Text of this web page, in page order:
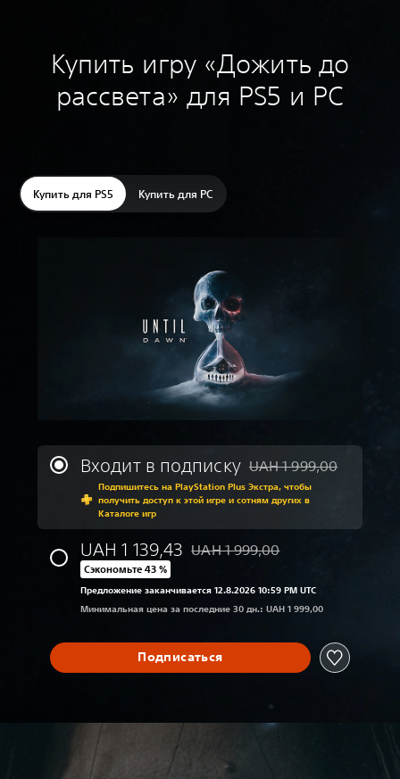
Купить игру «Дожить до
рассвета» для PS5 и PC
Купить для PS5 Купить для PC
Входит в подписку Скидка с исходной
UAH 1 999,00
Подпишитесь на PlayStation Plus Экстра, чтобы
получить доступ к этой игре и сотням других в
Каталоге игр
UAH 1 139,43 Скидка с исходной цены UAH 1
UAH 1 999,00
Сэкономьте 43 %
Предложение заканчивается 12.8.2026 10:59 PM UTC
Минимальная цена за последние 30 дн.: UAH 1 999,00
Подписаться